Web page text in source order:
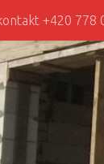
+420 778